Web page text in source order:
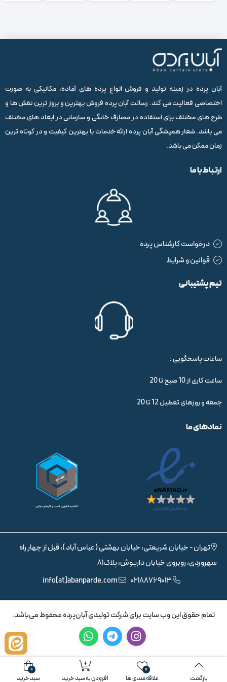
آبان پرده در زمینه تولید و فروش انواع پرده های آماده، مکانیکی به صورت
اختصاصی فعالیت می کند. رسالت آبان پرده فروش بهترین و بروز ترین نقش ها و
طرح های مختلف برای استفاده در مصارف خانگی و سازمانی در ابعاد های مختلف
می باشد. شعار همیشگی آبان پرده ارائه خدمات با بهترین کیفیت و در کوتاه ترین
زمان ممکن می باشد.
ارتباط با ما
درخواست کارشناس پرده
قوانین و شرایط
تیم پشتیبانی
ساعات پاسخگویی :
ساعت کاری از 10 صبح تا 20
جمعه و روزهای تعطیل 12 تا 20
نمادهای ما
تهران - خیابان شریعتی، خیابان بهشتی ( عباس آباد )، قبل از چهار راه
سهروردی، روبروی خیابان داریوش، پلاک81
02188769013
info[at]abanparde.com
تمام حقوق اين وب سايت برای شرکت تولیدی آبان‌پرده محفوظ می‌باشد.
بازگشت
0
علاقه مندی ها افزودن به سبد خرید
0
سبد خرید